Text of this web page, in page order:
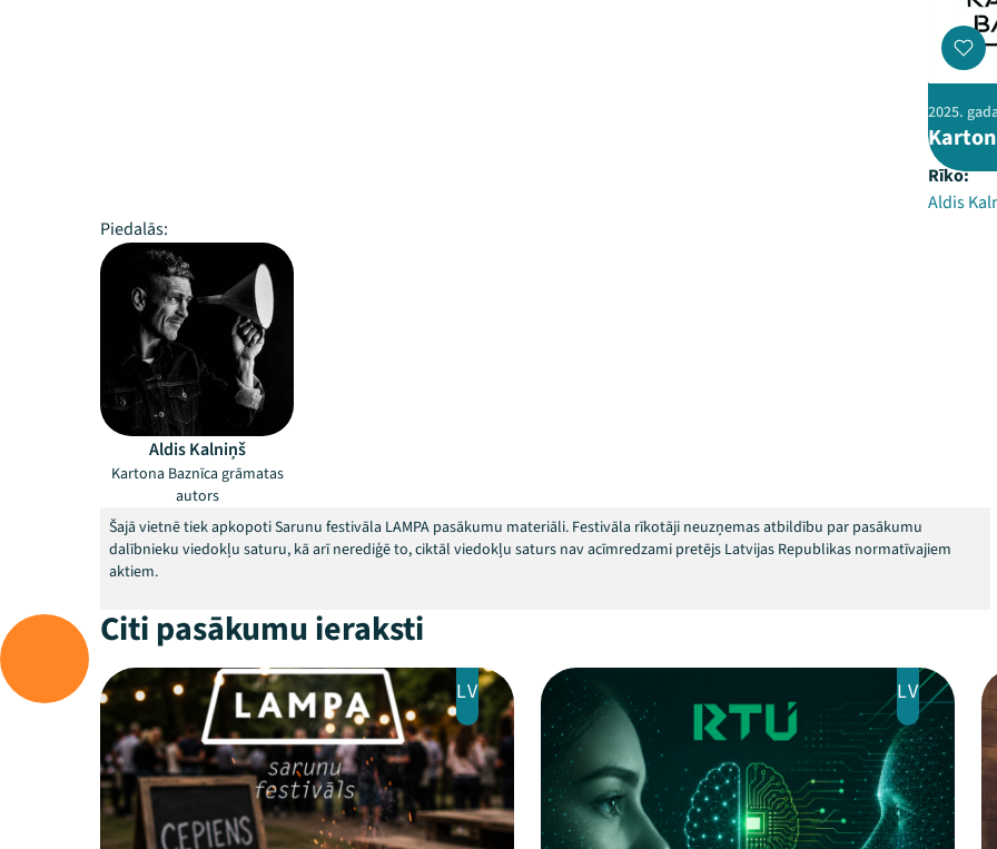
2025.
Rīko:
Aldis
Piedalās:
Aldis Kalniņš
Kartona Baznīca grāmatas
autors
Šajā vietnē tiek apkopoti Sarunu festivāla LAMPA pasākumu materiāli. Festivāla rīkotāji neuzņemas atbildību par pasākumu
dalībnieku viedokļu saturu, kā arī nerediģē to, ciktāl viedokļu saturs nav acīmredzami pretējs Latvijas Republikas normatīvajiem
aktiem.
Citi pasākumu ieraksti
LV LV